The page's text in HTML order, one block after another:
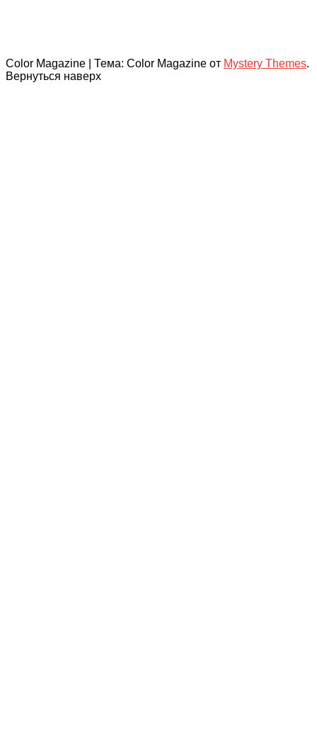
Color Magazine Тема: Color Magazine от Mystery Themes.
Вернуться наверх